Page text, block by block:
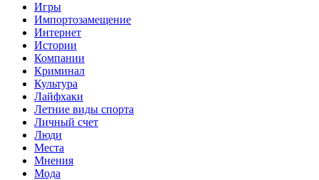
Игры
Импортозамещение
Интернет
Истории
Компании
Криминал
Культура
Лайфхаки
Летние виды спорта
Личный счет
Люди
Места
Мнения
Мода